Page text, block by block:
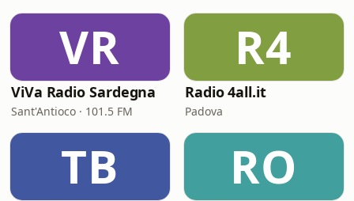
VR
ViVa Radio Sardegna
Sant'Antioco · 101.5 FM
R4
Radio 4all.it
Padova
TB RO